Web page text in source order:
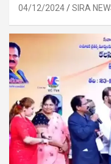
04/12/2024 SIRA